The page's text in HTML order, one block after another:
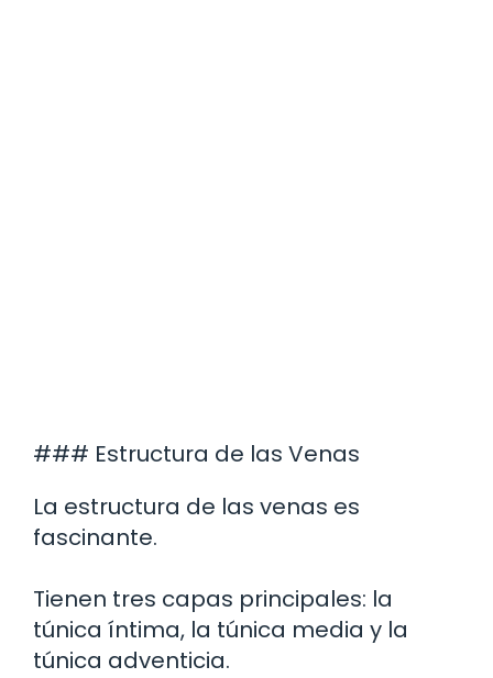
### Estructura de las Venas
La estructura de las venas es
fascinante.
Tienen tres capas principales: la
túnica íntima, la túnica media y la
túnica adventicia.